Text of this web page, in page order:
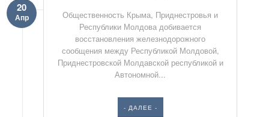
20
Апр
Общественность Крыма, Приднестровья и
Республики Молдова добивается
восстановления железнодорожного
сообщения между Республикой Молдовой,
Приднестровской Молдавской республикой и
Автономной...
- ДАЛЕЕ -